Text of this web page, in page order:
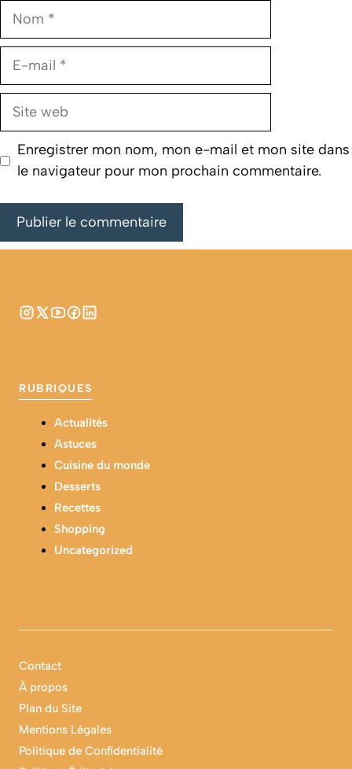
Nom
E-
Site
Enregistrer mon nom, mon e-mail et mon site dans
le navigateur pour mon prochain commentaire.
RUBRIQUES
Actualités
Astuces
Cuisine du monde
Desserts
Recettes
Shopping
Uncategorized
Contact
À propos
Plan du Site
Mentions Légales
Politique de Confidentialité